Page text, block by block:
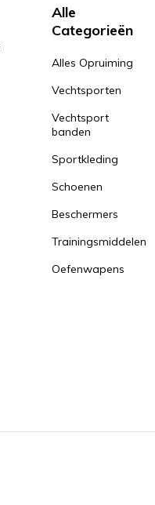
Alle
Categorieën
Alles Opruiming
Vechtsporten
Vechtsport
banden
Sportkleding
Schoenen
Beschermers
Trainingsmiddelen
Oefenwapens